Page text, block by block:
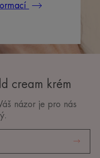
cream krém
názor je pro nás